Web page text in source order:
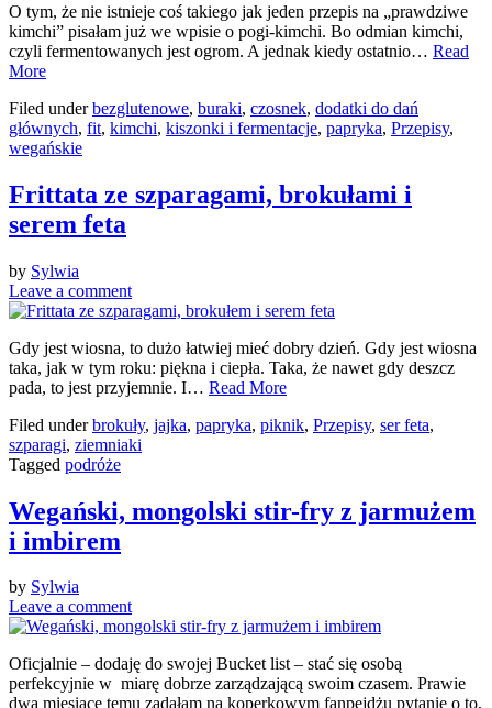
O tym, że nie istnieje coś takiego jak jeden przepis na „prawdziwe
kimchi” pisałam już we wpisie o pogi-kimchi. Bo odmian kimchi,
czyli fermentowanych jest ogrom. A jednak kiedy ostatnio… Read
More
Filed underbezglutenowe, buraki, czosnek, dodatki do dań
głównych, fit, kimchi, kiszonki i fermentacje, papryka, Przepisy,
wegańskie
Frittata ze szparagami, brokułami i
serem feta
by Sylwia
Leave a comment
Gdy jest wiosna, to dużo łatwiej mieć dobry dzień. Gdy jest wiosna
taka, jak w tym roku: piękna i ciepła. Taka, że nawet gdy deszcz
pada, to jest przyjemnie. I… Read More
Filed underbrokuły, jajka, papryka, piknik, Przepisy, ser feta,
szparagi, ziemniaki
Tagged podróże
Wegański, mongolski stir-fry z jarmużem
i imbirem
by Sylwia
Leave a comment
Oficjalnie – dodaję do swojej Bucket list – stać się osobą
perfekcyjnie w miarę dobrze zarządzającą swoim czasem. Prawie
dwa miesiące temu zadałam na koperkowym fanpejdżu pytanie o to,